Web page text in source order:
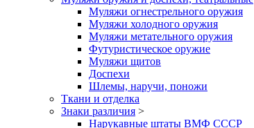
Муляжи огнестрельного оружия
Муляжи холодного оружия
Муляжи метательного оружия
Футуристическое оружие
Муляжи щитов
Доспехи
Шлемы, наручи, поножи
Ткани и отделка
Знаки различия >
Нарукавные штаты ВМФ СССР